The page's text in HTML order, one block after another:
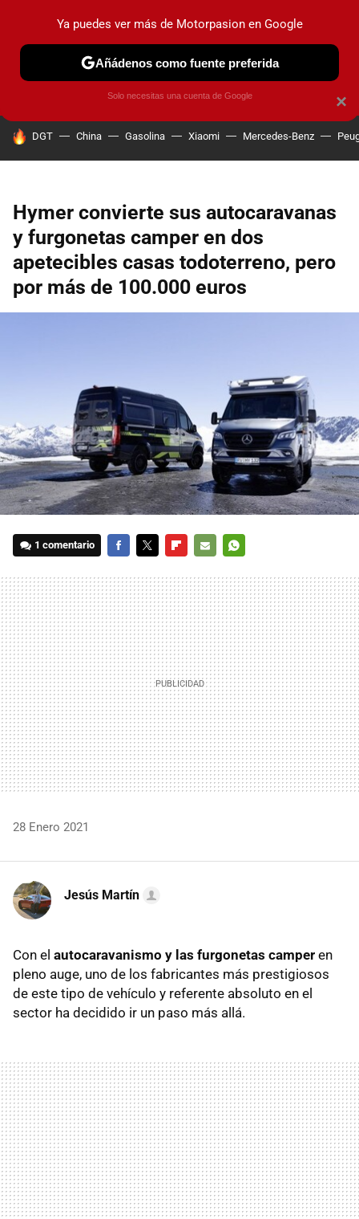
PRUEBAS COCHES ELÉCTRICOS OBSERVATORIO
HOY SE HABLA DE
DGT China Gasolina Xiaomi Mercedes-Benz
Hymer convierte sus autocaravanas
y furgonetas camper en dos
apetecibles casas todoterreno, pero
por más de 100.000 euros
1 comentario
MAIL
28 Enero 2021
Jesús Martín
Con el autocaravanismo y las furgonetas camper en
pleno auge, uno de los fabricantes más prestigiosos
de este tipo de vehículo y referente absoluto en el
sector ha decidido ir un paso más allá.
×
Ya puedes ver más de Motorpasion en Google
Añádenos como fuente preferida
Solo necesitas una cuenta de Google